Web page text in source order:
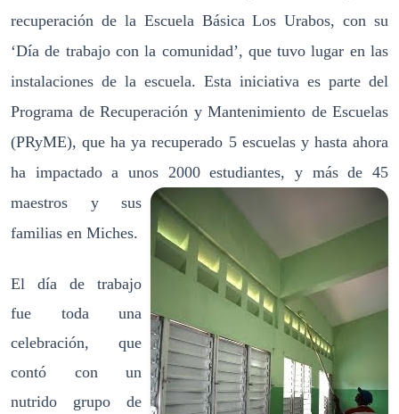
recuperación de la Escuela Básica Los Urabos, con su
‘Día de trabajo con la comunidad’, que tuvo lugar en las
instalaciones de la escuela. Esta iniciativa es parte del
Programa de Recuperación y Mantenimiento de Escuelas
(PRyME), que ha ya recuperado 5 escuelas y hasta ahora
ha impactado a unos 2000 estudiantes, y más de 45
maestros y sus
familias en Miches.
El día de trabajo
fue toda una
celebración, que
contó con un
nutrido grupo de